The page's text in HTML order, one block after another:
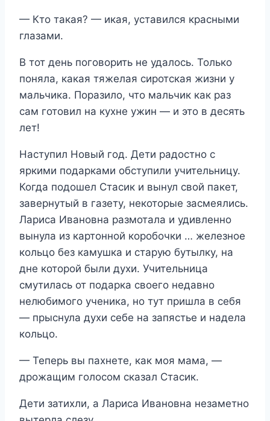
— Кто такая? — икая, уставился красными
глазами.
В тот день поговорить не удалось. Только
поняла, какая тяжелая сиротская жизни у
мальчика. Поразило, что мальчик как раз
сам готовил на кухне ужин — и это в десять
лет!
Наступил Новый год. Дети радостно с
яркими подарками обступили учительницу.
Когда подошел Стасик и вынул свой пакет,
завернутый в газету, некоторые засмеялись.
Лариса Ивановна размотала и удивленно
вынула из картонной коробочки … железное
кольцо без камушка и старую бутылку, на
дне которой были духи. Учительница
смутилась от подарка своего недавно
нелюбимого ученика, но тут пришла в себя
— прыснула духи себе на запястье и надела
кольцо.
— Теперь вы пахнете, как моя мама, —
дрожащим голосом сказал Стасик.
Дети затихли, а Лариса Ивановна незаметно